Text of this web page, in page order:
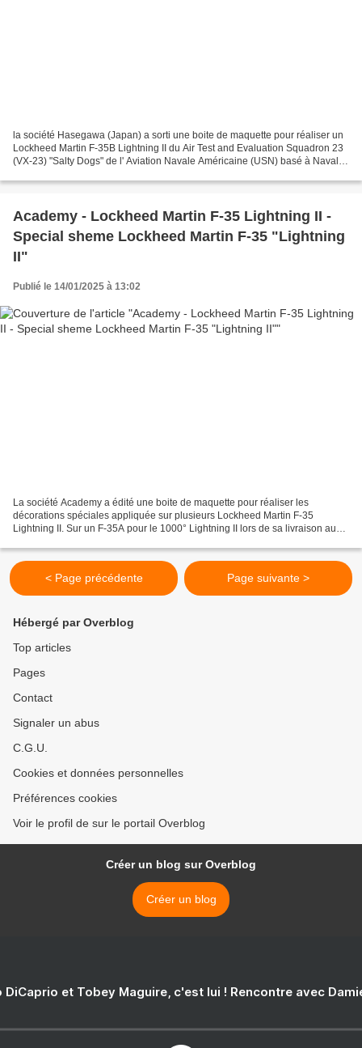
la société Hasegawa (Japan) a sorti une boite de maquette pour réaliser un
Lockheed Martin F-35B Lightning II du Air Test and Evaluation Squadron 23
(VX-23) "Salty Dogs" de l' Aviation Navale Américaine (USN) basé à Naval
Academy - Lockheed Martin F-35 Lightning II -
Special sheme Lockheed Martin F-35 "Lightning
II"
Publié le 14/01/2025 à 13:02
La société Academy a édité une boite de maquette pour réaliser les
décorations spéciales appliquée sur plusieurs Lockheed Martin F-35
Lightning II. Sur un F-35A pour le 1000° Lightning II lors de sa livraison au
< Page précédente Page suivante >
Hébergé par Overblog
Top articles
Pages
Contact
Signaler un abus
C.G.U.
Cookies et données personnelles
Préférences cookies
Voir le profil de sur le portail Overblog
Créer un blog sur Overblog
Créer un blog
DiCaprio et Tobey Maguire, c'est lui ! Rencontre avec